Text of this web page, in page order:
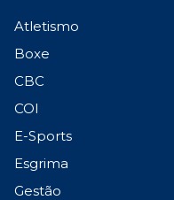
Atletismo
Boxe
CBC
COI
E-Sports
Esgrima
Gestão